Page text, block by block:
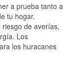
a prueba tanto a
tu hogar.
de averías,
Los
los huracanes